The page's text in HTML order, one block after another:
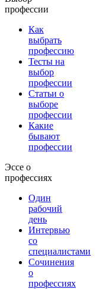
профессии
Как
выбрать
профессию
Тесты на
выбор
профессии
Статьи о
выборе
профессии
Какие
бывают
профессии
Эссе о
профессиях
Один
рабочий
день
Интервью
со
специалистами
Сочинения
о
профессиях